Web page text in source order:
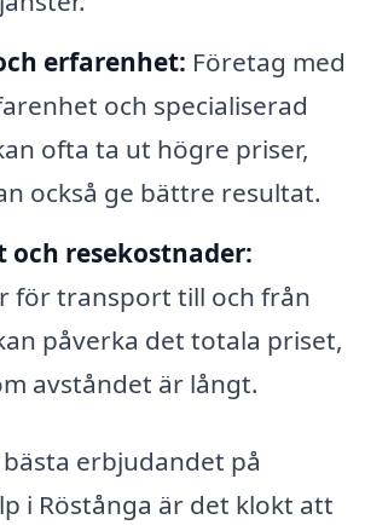
erfarenhet: Företag med
och specialiserad
ofta ta ut högre priser,
också ge bättre resultat.
och resekostnader:
för transport till och från
påverka det totala priset,
avståndet är långt.
erbjudandet på
i Röstånga är det klokt att